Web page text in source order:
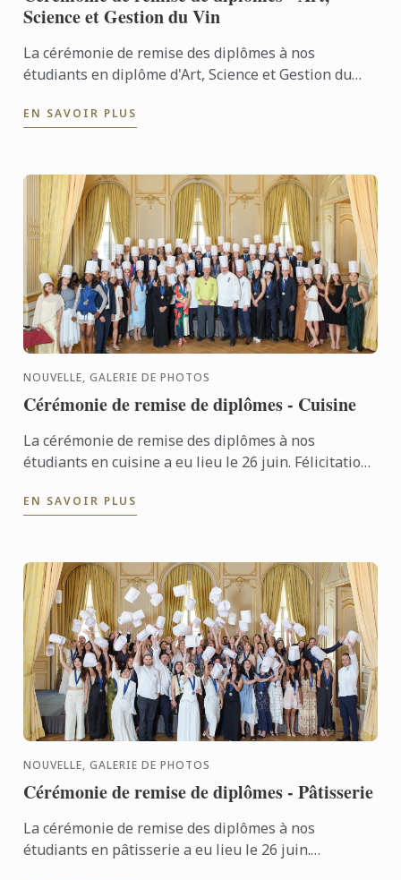
Science et Gestion du Vin
La cérémonie de remise des diplômes à nos
étudiants en diplôme d'Art, Science et Gestion du
diplômés pour ...
EN SAVOIR PLUS
NOUVELLE, GALERIE DE PHOTOS
Cérémonie de remise de diplômes - Cuisine
La cérémonie de remise des diplômes à nos
étudiants en cuisine a eu lieu le 26 juin. Félicitations
EN SAVOIR PLUS
NOUVELLE, GALERIE DE PHOTOS
Cérémonie de remise de diplômes - Pâtisserie
La cérémonie de remise des diplômes à nos
étudiants en pâtisserie a eu lieu le 26 juin.